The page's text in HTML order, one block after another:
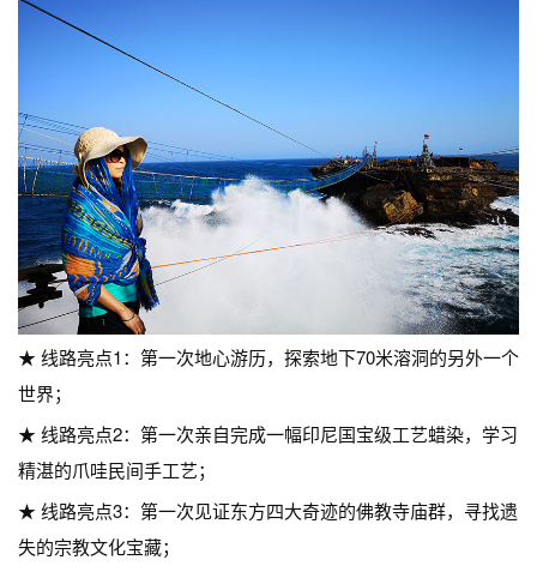
★ 线路亮点1：第一次地心游历，探索地下70米溶洞的另外一个
世界；
★ 线路亮点2：第一次亲自完成一幅印尼国宝级工艺蜡染，学习
精湛的爪哇民间手工艺；
★ 线路亮点3：第一次见证东方四大奇迹的佛教寺庙群，寻找遗
失的宗教文化宝藏；